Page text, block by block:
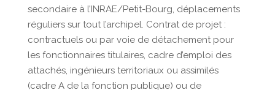
secondaire à l’INRAE/Petit-Bourg, déplacements
réguliers sur tout l’archipel. Contrat de projet :
contractuels ou par voie de détachement pour
les fonctionnaires titulaires, cadre d’emploi des
attachés, ingénieurs territoriaux ou assimilés
(cadre A de la fonction publique) ou de